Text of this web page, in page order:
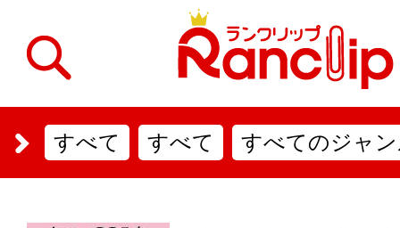
すべて すべて すべてのジャ